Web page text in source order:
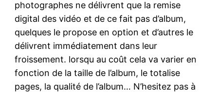
photographes ne délivrent que la remise
digital des vidéo et de ce fait pas d’album,
quelques le propose en option et d’autres le
délivrent immédiatement dans leur
froissement. lorsqu au coût cela va varier en
fonction de la taille de l’album, le totalise
pages, la qualité de l’album… N’hesitez pas à